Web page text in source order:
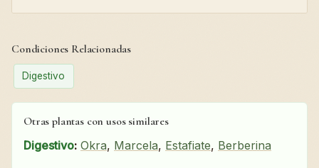
Condiciones Relacionadas
Digestivo
Otras plantas con usos similares
Digestivo: Okra, Marcela, Estafiate, Berberina